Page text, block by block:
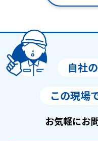
自社
この現場
お気軽にお